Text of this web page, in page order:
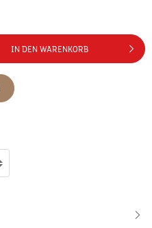
IN DEN WARENKORB